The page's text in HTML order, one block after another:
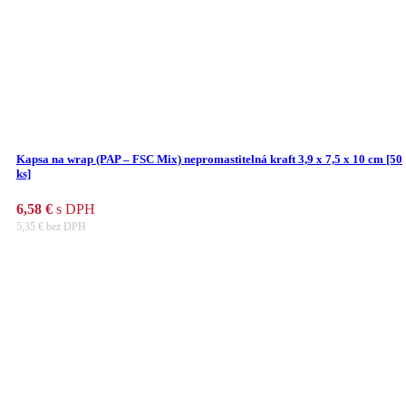
Kapsa na wrap (PAP – FSC Mix) nepromastitelná kraft 3,9 x 7,5 x 10 cm [50
ks]
6,58 € s DPH
5,35 € bez DPH